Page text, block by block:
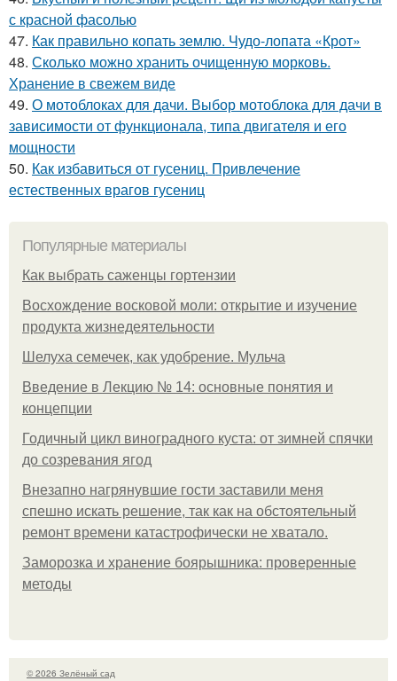
с красной фасолью
47. Как правильно копать землю. Чудо-лопата «Крот»
48. Сколько можно хранить очищенную морковь.
Хранение в свежем виде
49. О мотоблоках для дачи. Выбор мотоблока для дачи в
зависимости от функционала, типа двигателя и его
мощности
50. Как избавиться от гусениц. Привлечение
естественных врагов гусениц
Популярные материалы
Как выбрать саженцы гортензии
Восхождение восковой моли: открытие и изучение
продукта жизнедеятельности
Шелуха семечек, как удобрение. Мульча
Введение в Лекцию № 14: основные понятия и
концепции
Годичный цикл виноградного куста: от зимней спячки
до созревания ягод
Внезапно нагрянувшие гости заставили меня
спешно искать решение, так как на обстоятельный
ремонт времени катастрофически не хватало.
Заморозка и хранение боярышника: проверенные
методы
© 2026 Зелёный сад